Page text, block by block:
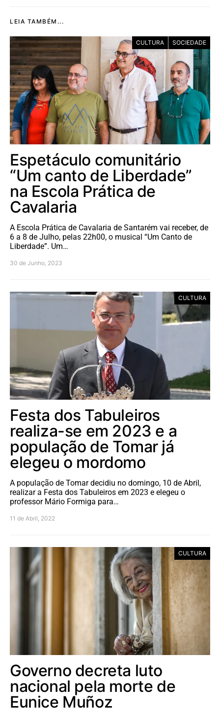
LEIA TAMBÉM...
CULTURA SOCIEDADE
Espetáculo comunitário
“Um canto de Liberdade”
na Escola Prática de
Cavalaria
A Escola Prática de Cavalaria de Santarém vai receber, de
6 a 8 de Julho, pelas 22h00, o musical “Um Canto de
Liberdade”. Um…
30 de Junho, 2023
CULTURA
Festa dos Tabuleiros
realiza-se em 2023 e a
população de Tomar já
elegeu o mordomo
A população de Tomar decidiu no domingo, 10 de Abril,
realizar a Festa dos Tabuleiros em 2023 e elegeu o
professor Mário Formiga para…
11 de Abril, 2022
CULTURA
Governo decreta luto
nacional pela morte de
Eunice Muñoz